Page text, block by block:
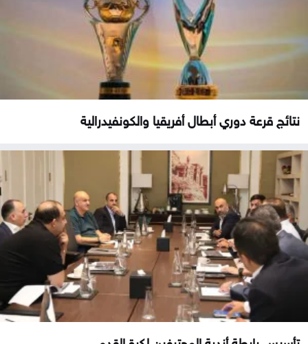
نتائج قرعة دوري أبطال أفريقيا والكونفيدرالية